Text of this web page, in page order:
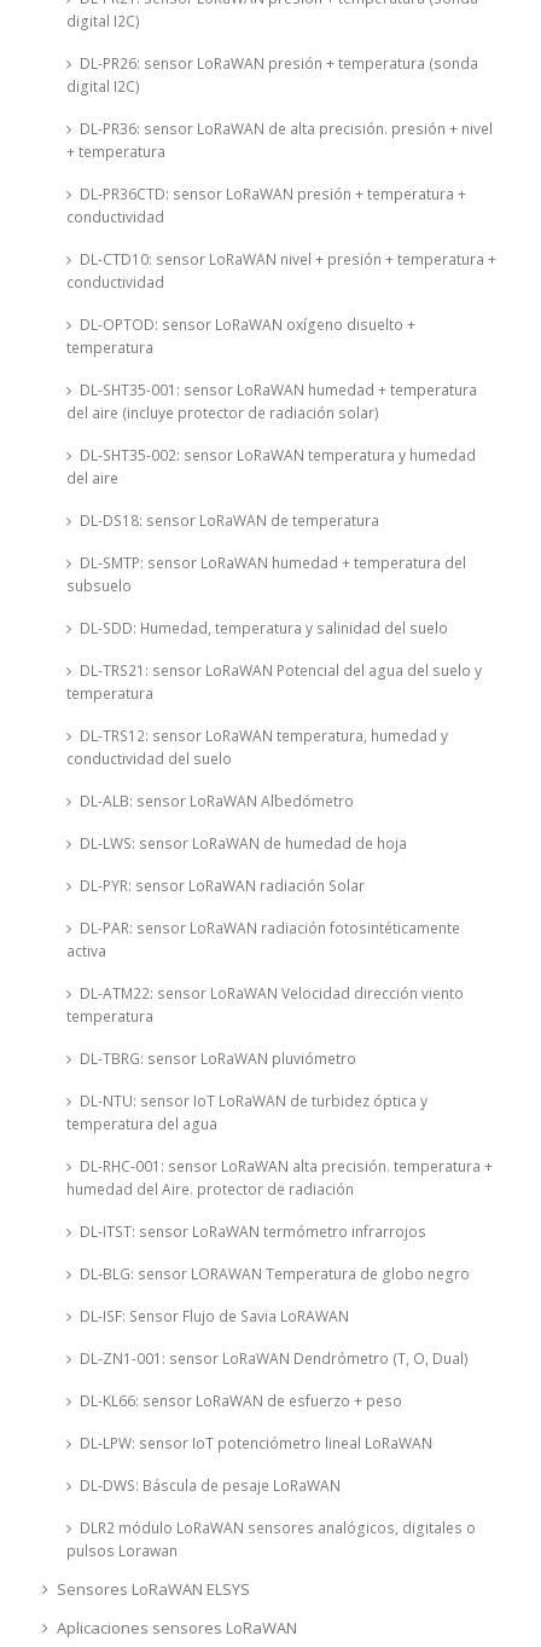
digital I2C)
DL-PR26: sensor LoRaWAN presión + temperatura (sonda
digital I2C)
DL-PR36: sensor LoRaWAN de alta precisión. presión + nivel
+ temperatura
DL-PR36CTD: sensor LoRaWAN presión + temperatura +
conductividad
DL-CTD10: sensor LoRaWAN nivel + presión + temperatura +
conductividad
DL-OPTOD: sensor LoRaWAN oxígeno disuelto +
temperatura
DL-SHT35-001: sensor LoRaWAN humedad + temperatura
del aire (incluye protector de radiación solar)
DL-SHT35-002: sensor LoRaWAN temperatura y humedad
del aire
DL-DS18: sensor LoRaWAN de temperatura
DL-SMTP: sensor LoRaWAN humedad + temperatura del
subsuelo
DL-SDD: Humedad, temperatura y salinidad del suelo
DL-TRS21: sensor LoRaWAN Potencial del agua del suelo y
temperatura
DL-TRS12: sensor LoRaWAN temperatura, humedad y
conductividad del suelo
DL-ALB: sensor LoRaWAN Albedómetro
DL-LWS: sensor LoRaWAN de humedad de hoja
DL-PYR: sensor LoRaWAN radiación Solar
DL-PAR: sensor LoRaWAN radiación fotosintéticamente
activa
DL-ATM22: sensor LoRaWAN Velocidad dirección viento
temperatura
DL-TBRG: sensor LoRaWAN pluviómetro
DL-NTU: sensor IoT LoRaWAN de turbidez óptica y
temperatura del agua
DL-RHC-001: sensor LoRaWAN alta precisión. temperatura +
humedad del Aire. protector de radiación
DL-ITST: sensor LoRaWAN termómetro infrarrojos
DL-BLG: sensor LORAWAN Temperatura de globo negro
DL-ISF: Sensor Flujo de Savia LoRAWAN
DL-ZN1-001: sensor LoRaWAN Dendrómetro (T, O, Dual)
DL-KL66: sensor LoRaWAN de esfuerzo + peso
DL-LPW: sensor IoT potenciómetro lineal LoRaWAN
DL-DWS: Báscula de pesaje LoRaWAN
DLR2 módulo LoRaWAN sensores analógicos, digitales o
pulsos Lorawan
Sensores LoRaWAN ELSYS
Aplicaciones sensores LoRaWAN